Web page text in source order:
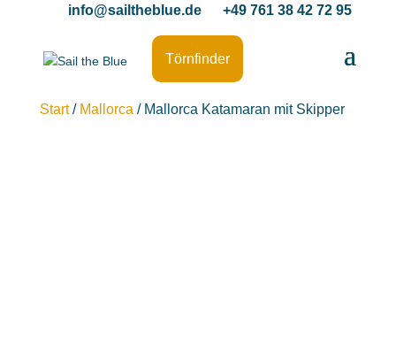
info@sailtheblue.de +49 761 38 42 72 95
Törnfinder
Start/ Mallorca / Mallorca Katamaran mit Skipper